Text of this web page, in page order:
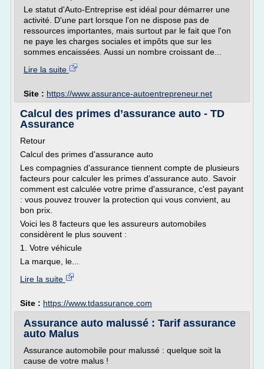
Le statut d'Auto-Entreprise est idéal pour démarrer une
activité. D'une part lorsque l'on ne dispose pas de
ressources importantes, mais surtout par le fait que l'on
ne paye les charges sociales et impôts que sur les
sommes encaissées. Aussi un nombre croissant de...
Lire la suite
Site : https://www.assurance-autoentrepreneur.net
Calcul des primes d’assurance auto - TD
Assurance
Retour
Calcul des primes d'assurance auto
Les compagnies d'assurance tiennent compte de plusieurs
facteurs pour calculer les primes d'assurance auto. Savoir
comment est calculée votre prime d'assurance, c'est payant
: vous pouvez trouver la protection qui vous convient, au
bon prix.
Voici les 8 facteurs que les assureurs automobiles
considèrent le plus souvent :
1. Votre véhicule
La marque, le...
Lire la suite
Site : https://www.tdassurance.com
Assurance auto malussé : Tarif assurance
auto Malus
Assurance automobile pour malussé : quelque soit la
cause de votre malus !